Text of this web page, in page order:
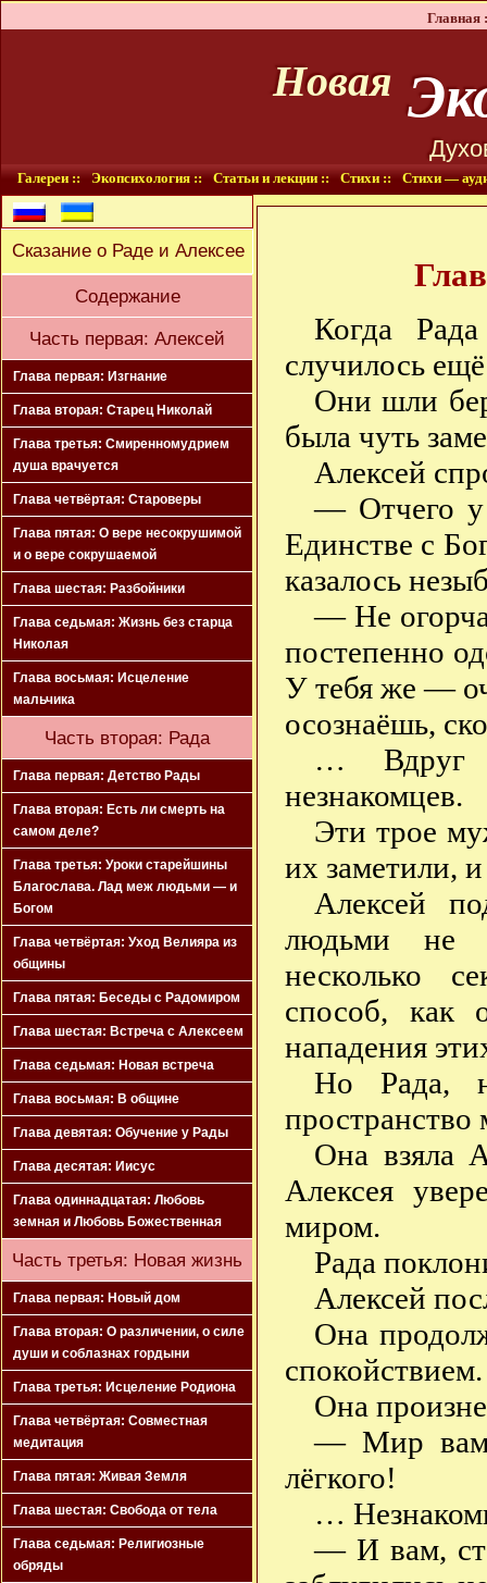
Главная
Новая
Галереи :: Экопсихология :: Статьи и лекции :: Стихи :: Стихи —
Сказание о Раде и Алексее
Содержание
Часть первая: Алексей
Глава первая: Изгнание
Глава вторая: Старец Николай
Глава третья: Смиренномудрием
душа врачуется
Глава четвёртая: Староверы
Глава пятая: О вере несокрушимой
и о вере сокрушаемой
Глава шестая: Разбойники
Глава седьмая: Жизнь без старца
Николая
Глава восьмая: Исцеление
мальчика
Часть вторая: Рада
Глава первая: Детство Рады
Глава вторая: Есть ли смерть на
самом деле?
Глава третья: Уроки старейшины
Благослава. Лад меж людьми — и
Богом
Глава четвёртая: Уход Велияра из
общины
Глава пятая: Беседы с Радомиром
Глава шестая: Встреча с Алексеем
Глава седьмая: Новая встреча
Глава восьмая: В общине
Глава девятая: Обучение у Рады
Глава десятая: Иисус
Глава одиннадцатая: Любовь
земная и Любовь Божественная
Часть третья: Новая жизнь
Глава первая: Новый дом
Глава вторая: О различении, о силе
души и соблазнах гордыни
Глава третья: Исцеление Родиона
Глава четвёртая: Совместная
медитация
Глава пятая: Живая Земля
Глава шестая: Свобода от тела
Глава седьмая: Религиозные
обряды
Когда
случилось
Они шли
была чуть
Алексей
— Отчего у
Единстве с
казалось
— Не
постепенно
У тебя же —
осознаёшь,
… Вдруг
незнакомцев.
Эти трое
их заметили,
Алексей
людьми не
несколько
способ, как
нападения
Но Рада,
Она взяла
Алексея
миром.
Рада
Алексей
Она
спокойствием.
Она
— Мир вам,
лёгкого!
…
— И вам,